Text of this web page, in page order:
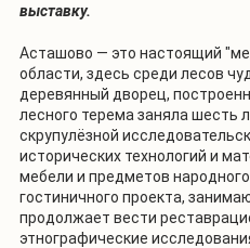
выставку.
Асташово — это настоящий
области, здесь среди лесов
деревянный дворец,
лесного терема заняла шесть
скрупулёзной
исторических технологий и
мебели и предметов
гостиничного проекта,
продолжает вести
этнографические